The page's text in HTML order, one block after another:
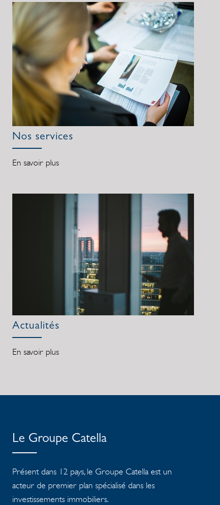
Nos services
En savoir plus
Actualités
En savoir plus
Le Groupe Catella
Présent dans 12 pays, le Groupe Catella est un
acteur de premier plan spécialisé dans les
investissements immobiliers.